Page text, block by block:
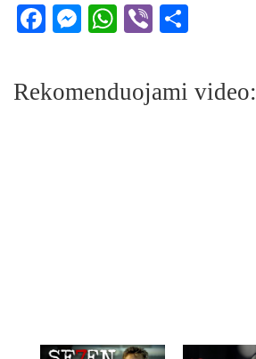
Facebook
Messenger
WhatsApp
Viber
Rekomenduojami video: